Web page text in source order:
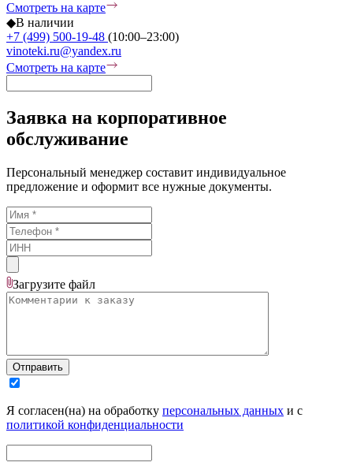
Смотреть на карте
◆В наличии
+7 (499) 500-19-48 (10:00–23:00)
vinoteki.ru@yandex.ru
Смотреть на карте
Заявка на корпоративное
обслуживание
Персональный менеджер составит индивидуальное
предложение и оформит все нужные документы.
Загрузите файл
Отправить
Я согласен(на) на обработку персональных данных и с
политикой конфиденциальности